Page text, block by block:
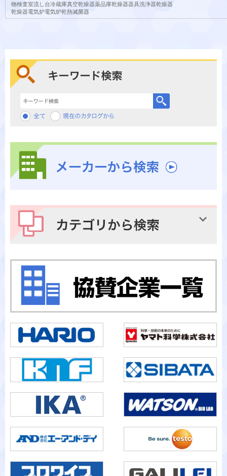
物検査室流し台冷蔵庫真空乾燥器薬品庫乾燥器器具洗浄器乾燥器
乾燥器電気炉電気炉乾熱滅菌器
キーワード検索